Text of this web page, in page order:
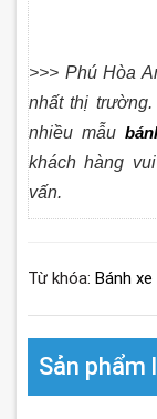
>>> Phú Hòa
nhất thị
nhiều mẫu
khách hàng
vấn.
Từ khóa: Bánh
Sản phẩm